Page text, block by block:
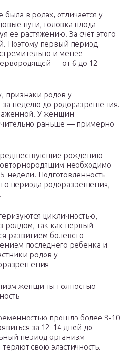
в родах, отличается у
пути, головка плода
ее растяжению. За счет этого
Поэтому первый период
и менее
— от 6 до 12
признаки родов у
неделю до родоразрешения.
У женщин,
раньше — примерно
рождению
необходимо
недели. Подготовленность
периода родоразрешения,
цикличностью,
роддом, так как первый
развитием болевого
последнего ребенка и
родов у
женщины полностью
прошло более 8-10
за 12-14 дней до
период организм
свою эластичность.